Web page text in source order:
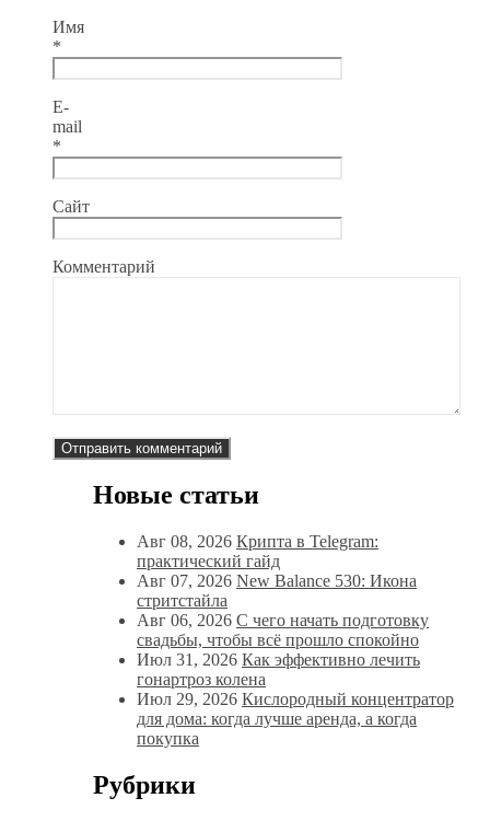
Имя
*
E-
mail
*
Сайт
Комментарий
Новые статьи
Авг 08, 2026 Крипта в Telegram:
практический гайд
Авг 07, 2026 New Balance 530: Икона
стритстайла
Авг 06, 2026 С чего начать подготовку
свадьбы, чтобы всё прошло спокойно
Июл 31, 2026 Как эффективно лечить
гонартроз колена
Июл 29, 2026 Кислородный концентратор
для дома: когда лучше аренда, а когда
покупка
Рубрики